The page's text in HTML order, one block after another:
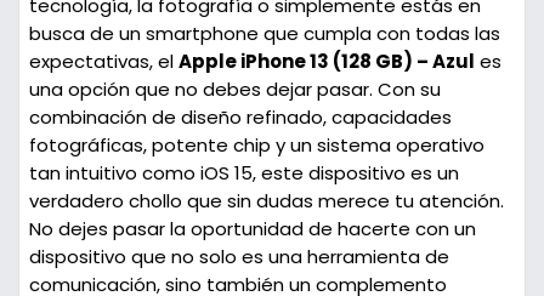
tecnología, la fotografía o simplemente estás en
busca de un smartphone que cumpla con todas las
expectativas, elApple iPhone 13 (128 GB) – Azul es
una opción que no debes dejar pasar. Con su
combinación de diseño refinado, capacidades
fotográficas, potente chip y un sistema operativo
tan intuitivo como iOS 15, este dispositivo es un
verdadero chollo que sin dudas merece tu atención.
No dejes pasar la oportunidad de hacerte con un
dispositivo que no solo es una herramienta de
comunicación, sino también un complemento